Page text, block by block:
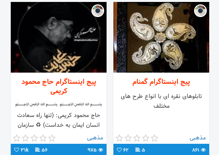
پیج اینستاگرام گمنام
تابلوهای نقره ای با انواع طرح های
مختلف
مذهبی
5
62
پیج اینستاگرام حاج محمود
کریمی
﷽ ﷽
حاج محمود کریمی: (تنها راه سعادت
انسان ايمان به خداست) ♻ سازمان
#تبلیغات و #موئسسه نشر آثار
#فرهنگی_حاج_محمود_کریمی
مذهبی
56
31k